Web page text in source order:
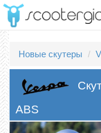
Новые скутеры
ABS